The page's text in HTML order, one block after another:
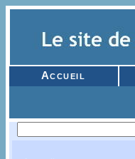
Accueil